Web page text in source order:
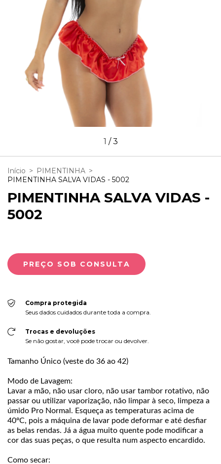
1 /3
Início > PIMENTINHA >
PIMENTINHA SALVA VIDAS - 5002
PIMENTINHA SALVA VIDAS -
5002
Compra protegida
Seus dados cuidados durante toda a compra.
Trocas e devoluções
Se não gostar, você pode trocar ou devolver.
Tamanho Único (veste do 36 ao 42)
Modo de Lavagem:
Lavar a mão, não usar cloro, não usar tambor rotativo, não
passar ou utilizar vaporização, não limpar à seco, limpeza a
úmido Pro Normal. Esqueça as temperaturas acima de
40ºC, pois a máquina de lavar pode deformar e até desfiar
as belas rendas. Já a água muito quente pode modificar a
cor das suas peças, o que resulta num aspecto encardido.
Como secar: